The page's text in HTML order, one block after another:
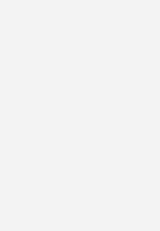
sollen die Rohre befestigt werden
der Schachtwand. Die BIS-RapidStrut-
ist die Lösung für Rohrinstallationen in
Wand. Für verstärkten Halt sorgt